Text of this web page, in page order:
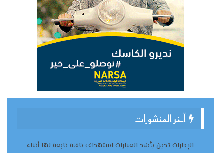
آخر المنشورات
الإمارات تدين بأشد العبارات استهداف ناقلة تابعة لها أثناء